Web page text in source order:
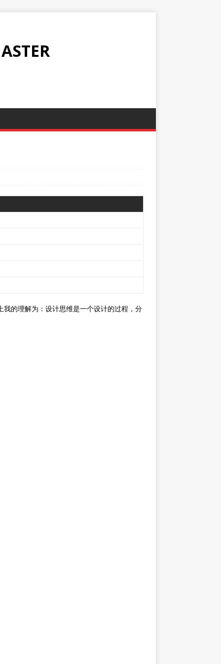
的理解为：设计思维是一个设计的过程，分